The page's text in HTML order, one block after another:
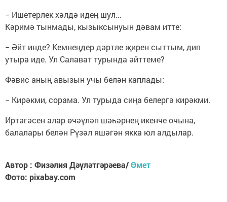
− Ишетерлек хәлдә идең шул...
Кәримә тынмады, кызыксынуын дәвам итте:
− Әйт инде? Кемнеңдер дәртле җирен сыттым, дип
утыра иде. Ул Салават турында әйттеме?
Фәвис аның авызын учы белән каплады:
− Кирәкми, сорама. Ул турыда сиңа белергә кирәкми.
Иртәгәсен алар өчәүләп шәһәрнең икенче очына,
балалары белән Рүзәл яшәгән якка юл алдылар.
Автор : Физәлия Дәүләтгәрәева/Өмет
Фото: pixabay.com